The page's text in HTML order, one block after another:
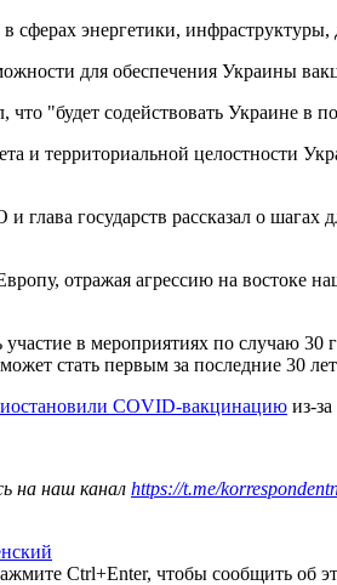
сферах энергетики,
для обеспечения Украины
что "будет содействовать
и территориальной целостности
государств рассказал о
отражая агрессию на
участие в мероприятиях по
стать первым за последние 30
COVID-вакцинацию из-
на наш канал https://t.me/
Ctrl+Enter, чтобы сообщить об